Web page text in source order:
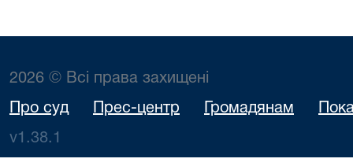
2026 © Всі права захищені
Про суд Прес-центр Громадянам
v1.38.1